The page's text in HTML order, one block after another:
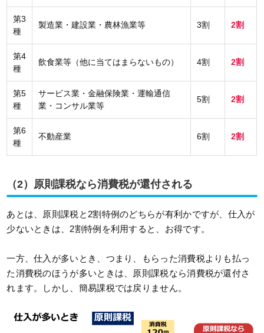
第3
種
製造業・建設業・農林漁業等 3割 2割
第4
種
飲食業等（他に当てはまらないもの） 4割 2割
第5
種
サービス業・金融保険業・運輸通信
業・コンサル業等
5割 2割
第6
種
不動産業 6割 2割
（2）原則課税なら消費税が還付される
あとは、原則課税と2割特例のどちらが有利かですが、仕入が
少ないときは、2割特例を利用すると、お得です。
一方、仕入が多いとき、つまり、もらった消費税よりも払っ
た消費税のほうが多いときは、原則課税なら消費税が還付さ
れます。しかし、簡易課税では戻りません。